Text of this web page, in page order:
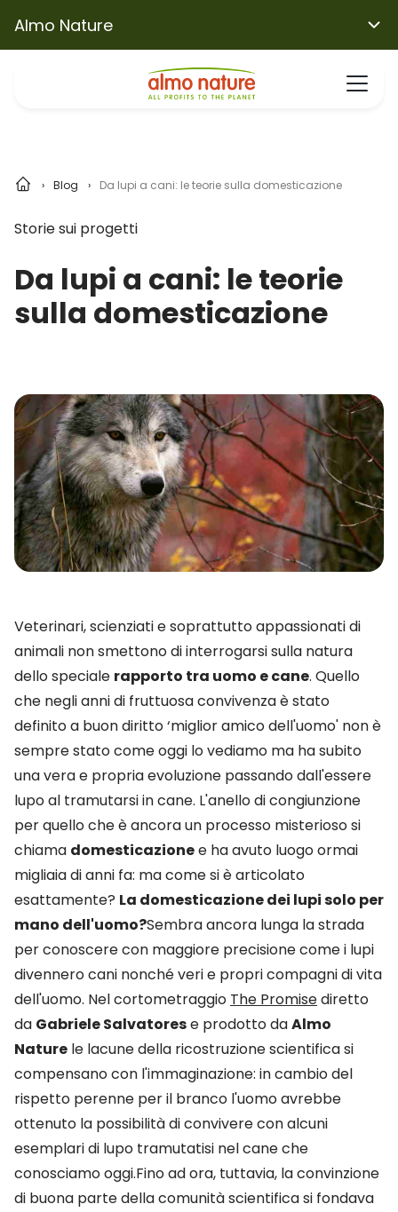
Almo Nature
Blog Da lupi a cani: le teorie sulla domesticazione
Storie sui progetti
Da lupi a cani: le teorie
sulla domesticazione
Veterinari, scienziati e soprattutto appassionati di
animali non smettono di interrogarsi sulla natura
dello speciale rapporto tra uomo e cane. Quello
che negli anni di fruttuosa convivenza è stato
definito a buon diritto ‘miglior amico dell'uomo' non è
sempre stato come oggi lo vediamo ma ha subito
una vera e propria evoluzione passando dall'essere
lupo al tramutarsi in cane. L'anello di congiunzione
per quello che è ancora un processo misterioso si
chiama domesticazionee ha avuto luogo ormai
migliaia di anni fa: ma come si è articolato
esattamente? La domesticazione dei lupi solo per
mano dell'uomo?Sembra ancora lunga la strada
per conoscere con maggiore precisione come i lupi
divennero cani nonché veri e propri compagni di vita
dell'uomo. Nel cortometraggio The Promisediretto
da Gabriele Salvatorese prodotto daAlmo
Nature le lacune della ricostruzione scientifica si
compensano con l'immaginazione: in cambio del
rispetto perenne per il branco l'uomo avrebbe
ottenuto la possibilità di convivere con alcuni
esemplari di lupo tramutatisi nel cane che
conosciamo oggi.Fino ad ora, tuttavia, la convinzione
di buona parte della comunità scientifica si fondava